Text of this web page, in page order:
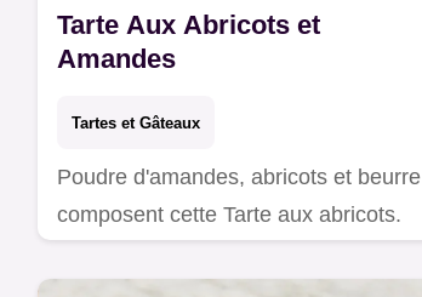
Tarte Aux Abricots et
Amandes
Tartes et Gâteaux
Poudre d'amandes, abricots et beurre
composent cette Tarte aux abricots.